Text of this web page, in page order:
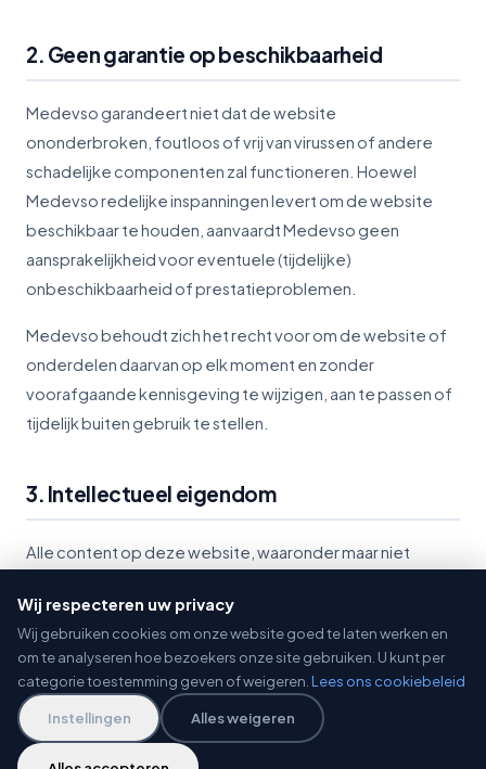
Wij respecteren uw privacy
Wij gebruiken cookies om onze website goed te laten werken en
om te analyseren hoe bezoekers onze site gebruiken. U kunt per
categorie toestemming geven of weigeren. Lees ons cookiebeleid
Instellingen Alles weigeren
2. Geen garantie op beschikbaarheid
Medevso garandeert niet dat de website
ononderbroken, foutloos of vrij van virussen of andere
schadelijke componenten zal functioneren. Hoewel
Medevso redelijke inspanningen levert om de website
beschikbaar te houden, aanvaardt Medevso geen
aansprakelijkheid voor eventuele (tijdelijke)
onbeschikbaarheid of prestatieproblemen.
Medevso behoudt zich het recht voor om de website of
onderdelen daarvan op elk moment en zonder
voorafgaande kennisgeving te wijzigen, aan te passen of
tijdelijk buiten gebruik te stellen.
3. Intellectueel eigendom
Alle content op deze website, waaronder maar niet
grafisch materiaal, iconen, audio- en videofragmenten en
software, is eigendom van Medevso (onderdeel van
Inmeso Development) of haar licentiegevers en wordt
beschermd door nationale en internationale wetgeving
inzake intellectueel eigendom, waaronder auteursrecht,
merkenrecht en databankenrecht.